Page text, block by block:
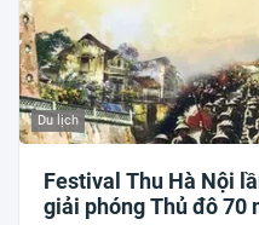
Du lịch
Festival Thu Hà Nội
giải phóng Thủ đô 70